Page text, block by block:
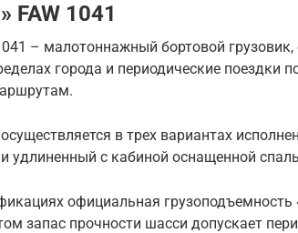
FAW 1041
– малотоннажный бортовой
города и периодические поездки
в трех вариантах
удлиненный с кабиной оснащенной
официальная
запас прочности шасси допускает